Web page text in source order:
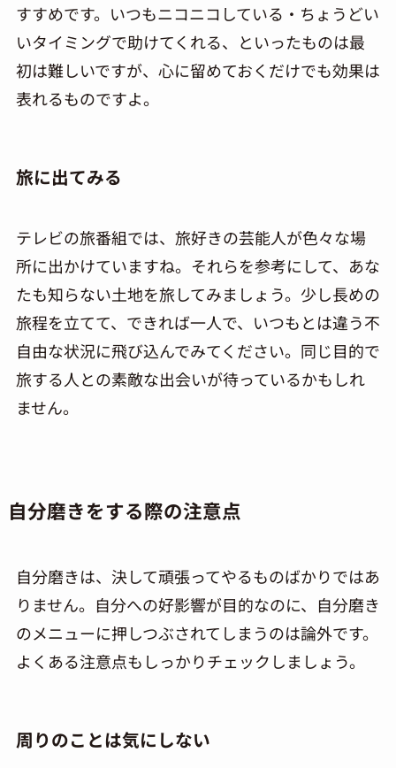
すすめです。いつもニコニコしている・ちょうどい
いタイミングで助けてくれる、といったものは最
初は難しいですが、心に留めておくだけでも効果は
表れるものですよ。
旅に出てみる
テレビの旅番組では、旅好きの芸能人が色々な場
所に出かけていますね。それらを参考にして、あな
たも知らない土地を旅してみましょう。少し長めの
旅程を立てて、できれば一人で、いつもとは違う不
自由な状況に飛び込んでみてください。同じ目的で
旅する人との素敵な出会いが待っているかもしれ
ません。
自分磨きをする際の注意点
自分磨きは、決して頑張ってやるものばかりではあ
りません。自分への好影響が目的なのに、自分磨き
のメニューに押しつぶされてしまうのは論外です。
よくある注意点もしっかりチェックしましょう。
周りのことは気にしない